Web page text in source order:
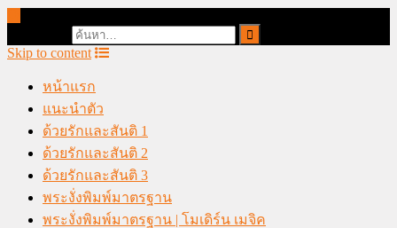
Skip to content
หน้าแรก
แนะนำตัว
ด้วยรักและสันติ 1
ด้วยรักและสันติ 2
ด้วยรักและสันติ 3
พระงั่งพิมพ์มาตรฐาน
พระงั่งพิมพ์มาตรฐาน | โมเดิร์น เมจิค